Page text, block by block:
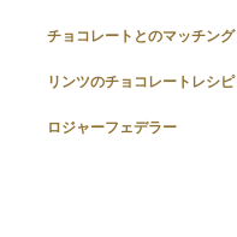
チョコレートとのマッチング
リンツのチョコレートレシピ
ロジャーフェデラー